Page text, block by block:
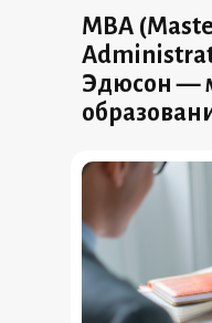
MBA
Эдюсон —